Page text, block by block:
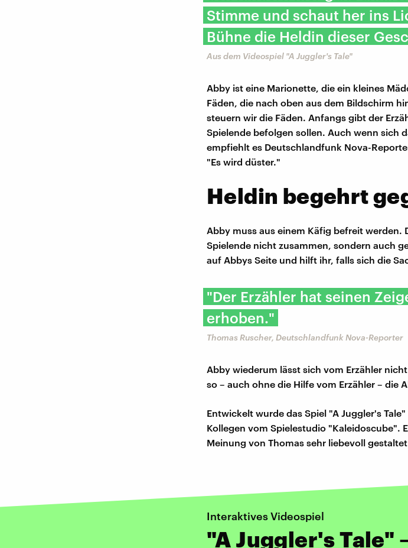
Stimme und schaut her ins
Bühne die Heldin dieser
Aus dem Videospiel "A Juggler's Tale"
Abby ist eine Marionette, die ein kleines
Fäden, die nach oben aus dem Bildschirm
steuern wir die Fäden. Anfangs gibt der
Spielende befolgen sollen. Auch wenn sich
empfiehlt es Deutschlandfunk Nova-
"Es wird düster."
Heldin begehrt
Abby muss aus einem Käfig befreit werden.
Spielende nicht zusammen, sondern auch
auf Abbys Seite und hilft ihr, falls sich die
"Der Erzähler hat seinen
erhoben."
Thomas Ruscher, Deutschlandfunk Nova-Reporter
Abby wiederum lässt sich vom Erzähler
so – auch ohne die Hilfe vom Erzähler – die
Entwickelt wurde das Spiel "A Juggler's
Kollegen vom Spielestudio "Kaleidoscube".
Meinung von Thomas sehr liebevoll
Interaktives Videospiel
"A Juggler's Tale"